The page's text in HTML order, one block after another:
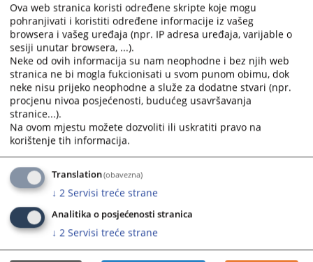
Trenutno nema vijesti
Ova web stranica koristi određene skripte koje mogu
pohranjivati i koristiti određene informacije iz vašeg
browsera i vašeg uređaja (npr. IP adresa uređaja, varijable o
sesiji unutar browsera, ...).
Neke od ovih informacija su nam neophodne i bez njih web
stranica ne bi mogla fukcionisati u svom punom obimu, dok
neke nisu prijeko neophodne a služe za dodatne stvari (npr.
procjenu nivoa posjećenosti, budućeg usavršavanja
stranice...).
Na ovom mjestu možete dozvoliti ili uskratiti pravo na
korištenje tih informacija.
Translation(obavezna)
↓ 2 Servisi treće strane
Analitika o posjećenosti stranica
↓ 2 Servisi treće strane